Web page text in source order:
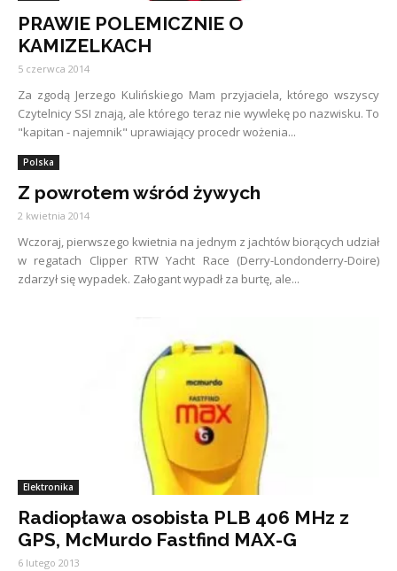
PRAWIE POLEMICZNIE O
KAMIZELKACH
5 czerwca 2014
Za zgodą Jerzego Kulińskiego Mam przyjaciela, którego wszyscy
Czytelnicy SSI znają, ale którego teraz nie wywlekę po nazwisku. To
"kapitan - najemnik" uprawiający procedr wożenia...
Polska
Z powrotem wśród żywych
2 kwietnia 2014
Wczoraj, pierwszego kwietnia na jednym z jachtów biorących udział
w regatach Clipper RTW Yacht Race (Derry-Londonderry-Doire)
zdarzył się wypadek. Załogant wypadł za burtę, ale...
Elektronika
Radiopława osobista PLB 406 MHz z
GPS, McMurdo Fastfind MAX-G
6 lutego 2013